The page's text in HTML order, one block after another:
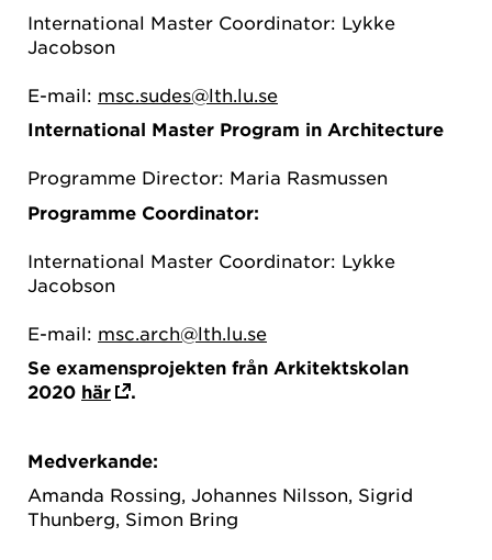
International Master Coordinator: Lykke
Jacobson
E-mail: msc.sudes@lth.lu.se
International Master Program in Architecture
Programme Director: Maria Rasmussen
Programme Coordinator:
International Master Coordinator: Lykke
Jacobson
E-mail: msc.arch@lth.lu.se
Se examensprojekten från Arkitektskolan
2020 här .
Medverkande:
Amanda Rossing, Johannes Nilsson, Sigrid
Thunberg, Simon Bring